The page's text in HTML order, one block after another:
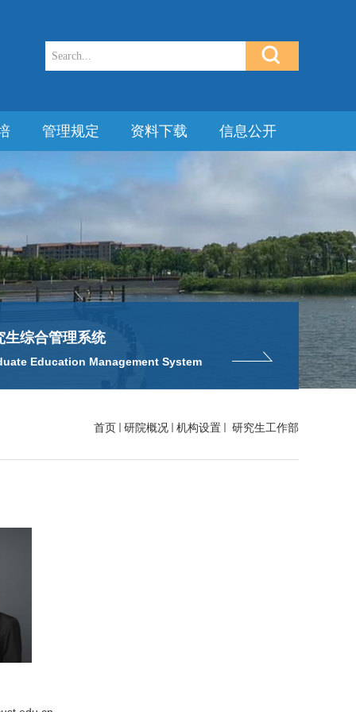
管理规定 资料下载 信息公开
生综合管理系统
Education Management System
首页 研院概况 机构设置 研究生工作部